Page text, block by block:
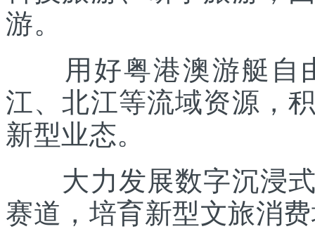
游。
用好粤港澳游艇自
江、北江等流域资源，
新型业态。
大力发展数字沉浸式
赛道，培育新型文旅消